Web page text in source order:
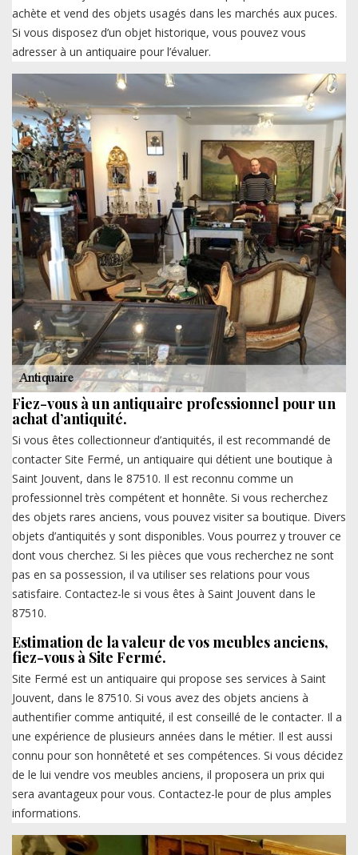
achète et vend des objets usagés dans les marchés aux puces.
Si vous disposez d’un objet historique, vous pouvez vous
adresser à un antiquaire pour l’évaluer.
Fiez-vous à un antiquaire professionnel pour un
achat d’antiquité.
Si vous êtes collectionneur d’antiquités, il est recommandé de
contacter Site Fermé, un antiquaire qui détient une boutique à
Saint Jouvent, dans le 87510. Il est reconnu comme un
professionnel très compétent et honnête. Si vous recherchez
des objets rares anciens, vous pouvez visiter sa boutique. Divers
objets d’antiquités y sont disponibles. Vous pourrez y trouver ce
dont vous cherchez. Si les pièces que vous recherchez ne sont
pas en sa possession, il va utiliser ses relations pour vous
satisfaire. Contactez-le si vous êtes à Saint Jouvent dans le
87510.
Estimation de la valeur de vos meubles anciens,
fiez-vous à Site Fermé.
Site Fermé est un antiquaire qui propose ses services à Saint
Jouvent, dans le 87510. Si vous avez des objets anciens à
authentifier comme antiquité, il est conseillé de le contacter. Il a
une expérience de plusieurs années dans le métier. Il est aussi
connu pour son honnêteté et ses compétences. Si vous décidez
de le lui vendre vos meubles anciens, il proposera un prix qui
sera avantageux pour vous. Contactez-le pour de plus amples
informations.